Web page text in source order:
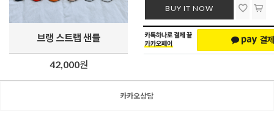
브랭 스트랩 샌들
42,000원
BUY IT NOW
카카오상담